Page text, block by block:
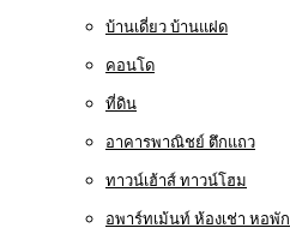
บ้านเดี่ยว บ้านแฝด
คอนโด
ที่ดิน
อาคารพาณิชย์ ตึกแถว
ทาวน์เฮ้าส์ ทาวน์โฮม
อพาร์ทเม้นท์ ห้องเช่า หอพัก